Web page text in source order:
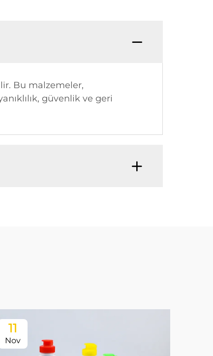
Bu malzemeler,
güvenlik ve geri
11
Nov